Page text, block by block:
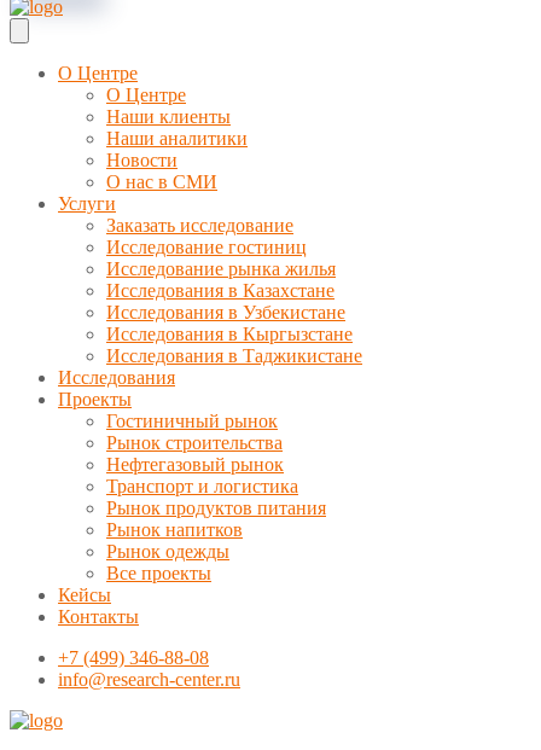
О Центре
О Центре
Наши клиенты
Наши аналитики
Новости
О нас в СМИ
Услуги
Заказать исследование
Исследование гостиниц
Исследование рынка жилья
Исследования в Казахстане
Исследования в Узбекистане
Исследования в Кыргызстане
Исследования в Таджикистане
Исследования
Проекты
Гостиничный рынок
Рынок строительства
Нефтегазовый рынок
Транспорт и логистика
Рынок продуктов питания
Рынок напитков
Рынок одежды
Все проекты
Кейсы
Контакты
+7 (499) 346-88-08
info@research-center.ru